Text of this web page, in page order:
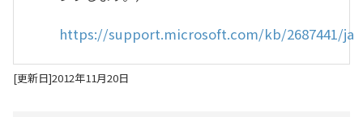
https://support.microsoft.com/kb/2687441/ja
[更新日]2012年11月20日